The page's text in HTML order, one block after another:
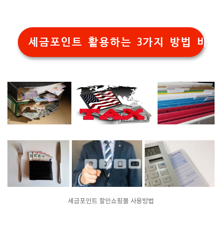
세금포인트 활용하는 3가지 방법 바로
세금포인트 할인쇼핑몰 사용방법